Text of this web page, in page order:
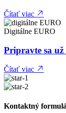
Čítať viac
Digitálne EURO
Pripravte sa
Čítať viac
Kontaktný